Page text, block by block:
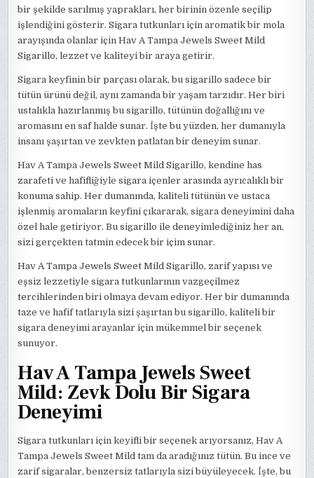
bir şekilde sarılmış yaprakları, her birinin özenle seçilip
işlendiğini gösterir. Sigara tutkunları için aromatik bir mola
arayışında olanlar için Hav A Tampa Jewels Sweet Mild
Sigarillo, lezzet ve kaliteyi bir araya getirir.
Sigara keyfinin bir parçası olarak, bu sigarillo sadece bir
tütün ürünü değil, aynı zamanda bir yaşam tarzıdır. Her biri
ustalıkla hazırlanmış bu sigarillo, tütünün doğallığını ve
aromasını en saf halde sunar. İşte bu yüzden, her dumanıyla
insanı şaşırtan ve zevkten patlatan bir deneyim sunar.
Hav A Tampa Jewels Sweet Mild Sigarillo, kendine has
zarafeti ve hafifliğiyle sigara içenler arasında ayrıcalıklı bir
konuma sahip. Her dumanında, kaliteli tütünün ve ustaca
işlenmiş aromaların keyfini çıkararak, sigara deneyimini daha
özel hale getiriyor. Bu sigarillo ile deneyimlediğiniz her an,
sizi gerçekten tatmin edecek bir içim sunar.
Hav A Tampa Jewels Sweet Mild Sigarillo, zarif yapısı ve
eşsiz lezzetiyle sigara tutkunlarının vazgeçilmez
tercihlerinden biri olmaya devam ediyor. Her bir dumanında
taze ve hafif tatlarıyla sizi şaşırtan bu sigarillo, kaliteli bir
sigara deneyimi arayanlar için mükemmel bir seçenek
sunuyor.
Hav A Tampa Jewels Sweet
Mild: Zevk Dolu Bir Sigara
Deneyimi
Sigara tutkunları için keyifli bir seçenek arıyorsanız, Hav A
Tampa Jewels Sweet Mild tam da aradığınız tütün. Bu ince ve
zarif sigaralar, benzersiz tatlarıyla sizi büyüleyecek. İşte, bu